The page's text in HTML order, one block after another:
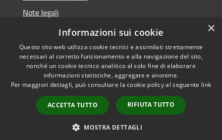
Note legali
Dichiarazione di accessibilità
Accessibilità
Copyright © 2026 • Comune di
Manoppello • Powered by
Municipium•
Accesso
redazione
×
Informazioni sui cookie
Questo sito web utilizza cookie tecnici e assimilati strettamente
necessari al corretto funzionamento e alla navigazione del sito,
nonché un cookie tecnico analitico al solo fine di elaborare
informazioni statistiche, aggregate e anonime.
Per maggiori dettagli, può consultare la cookie policy al seguente link
ACCETTA TUTTO RIFIUTA TUTTO
MOSTRA DETTAGLI